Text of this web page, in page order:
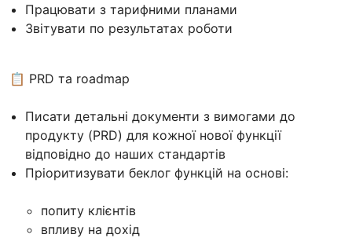
Працювати з тарифними планами
Звітувати по результатах роботи
📋 PRD та roadmap
Писати детальні документи з вимогами до
продукту (PRD) для кожної нової функції
відповідно до наших стандартів
Пріоритизувати беклог функцій на основі:
попиту клієнтів
впливу на дохід